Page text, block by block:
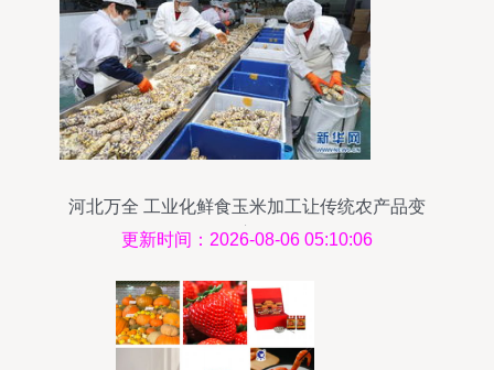
河北万全 工业化鲜食玉米加工让传统农产品变
身“致富金粒”
更新时间：2026-08-06 05:10:06